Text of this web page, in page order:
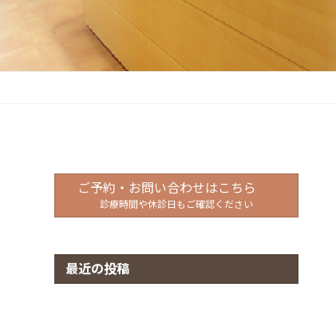
ご予約・お問い合わせはこちら
診療時間や休診日もご確認ください
最近の投稿